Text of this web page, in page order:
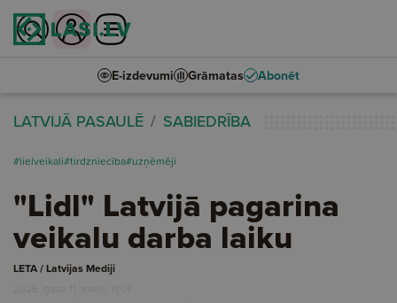
E-izdevumi Grāmatas Abonēt
LATVIJĀ PASAULĒ SABIEDRĪBA
#lielveikali#tirdzniecība#uzņēmēji
"Lidl" Latvijā pagarina
veikalu darba laiku
LETA / Latvijas Mediji
2026. gada 11. maijs, 11:07